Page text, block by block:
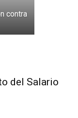
contra
del Salario